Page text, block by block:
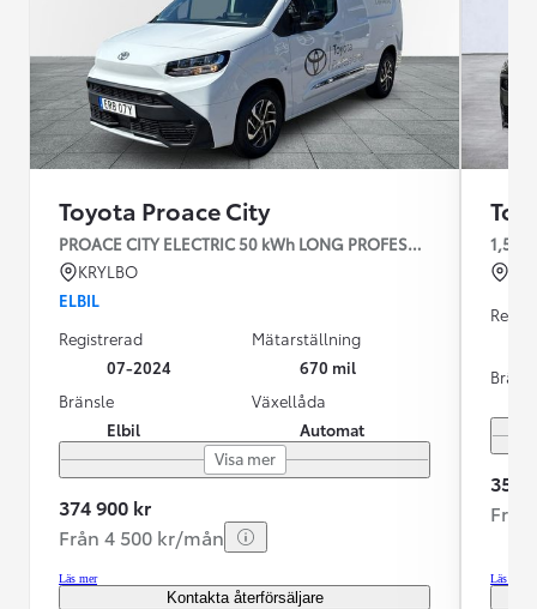
Toyota Proace City
PROACE CITY ELECTRIC 50 kWh LONG PROFESSIONAL V-Hjul
KRYLBO
ELBIL
Registrerad
07-2024
Mätarställning
670 mil
Bränsle
Elbil
Växellåda
Automat
Visa mer
374 900 kr
Från 4 500 kr/mån
Läs mer
Kontakta återförsäljare
1,5D
359
Läs mer